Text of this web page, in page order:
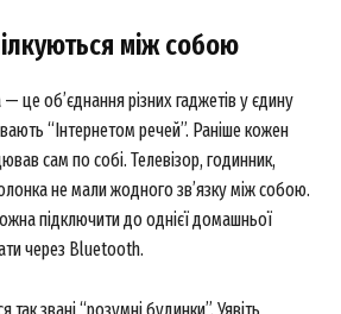
між собою
це об’єднання різних гаджетів у єдину
“Інтернетом речей”. Раніше кожен
сам по собі. Телевізор, годинник,
не мали жодного зв’язку між собою.
підключити до однієї домашньої
через Bluetooth.